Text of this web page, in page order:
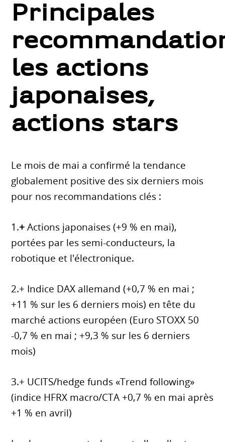
Principales
les actions
japonaises,
actions stars
Le mois de mai a confirmé la tendance
globalement positive des six derniers mois
pour nos recommandations clés :
1.+Actions japonaises (+9 % en mai),
portées par les semi-conducteurs, la
robotique et l'électronique.
2.+ Indice DAX allemand (+0,7 % en mai ;
+11 % sur les 6 derniers mois) en tête du
marché actions européen (Euro STOXX 50
-0,7 % en mai ; +9,3 % sur les 6 derniers
mois)
3.+ UCITS/hedge funds «Trend following»
(indice HFRX macro/CTA +0,7 % en mai après
+1 % en avril)